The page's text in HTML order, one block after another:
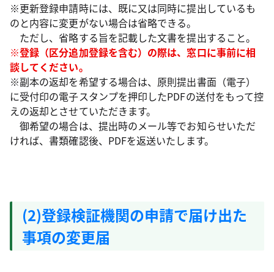
※更新登録申請時には、既に又は同時に提出しているも
のと内容に変更がない場合は省略できる。
ただし、省略する旨を記載した文書を提出すること。
※登録（区分追加登録を含む）の際は、窓口に事前に相
談してください。
※副本の返却を希望する場合は、原則提出書面（電子）
に受付印の電子スタンプを押印したPDFの送付をもって控
えの返却とさせていただきます。
御希望の場合は、提出時のメール等でお知らせいただ
ければ、書類確認後、PDFを返送いたします。
(2)登録検証機関の申請で届け出た
事項の変更届